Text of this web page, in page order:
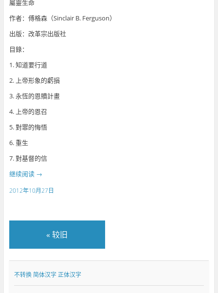
屬靈生命
作者：傅格森（Sinclair B. Ferguson）
出版：改革宗出版社
目錄：
1. 知道要行道
2. 上帝形象的虧損
3. 永恆的恩贖計畫
4. 上帝的恩召
5. 對罪的悔悟
6. 重生
7. 對基督的信
继续阅读 →
2012年10月27日
« 较旧
不转换 简体汉字 正体汉字